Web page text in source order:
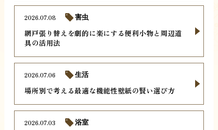
網戸張り替えを劇的に楽にする便利小物と周辺道
具の活用法
2026.07.08 害虫
場所別で考える最適な機能性壁紙の賢い選び方
2026.07.06 生活
2026.07.03 浴室